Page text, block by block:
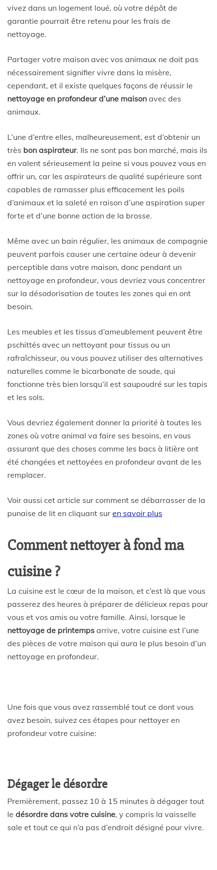
vivez dans un logement loué, où votre dépôt de
garantie pourrait être retenu pour les frais de
nettoyage.
Partager votre maison avec vos animaux ne doit pas
nécessairement signifier vivre dans la misère,
cependant, et il existe quelques façons de réussir le
nettoyage en profondeur d’une maison avec des
animaux.
L’une d’entre elles, malheureusement, est d’obtenir un
très bon aspirateur. Ils ne sont pas bon marché, mais ils
en valent sérieusement la peine si vous pouvez vous en
offrir un, car les aspirateurs de qualité supérieure sont
capables de ramasser plus efficacement les poils
d’animaux et la saleté en raison d’une aspiration super
forte et d’une bonne action de la brosse.
Même avec un bain régulier, les animaux de compagnie
peuvent parfois causer une certaine odeur à devenir
perceptible dans votre maison, donc pendant un
nettoyage en profondeur, vous devriez vous concentrer
sur la désodorisation de toutes les zones qui en ont
besoin.
Les meubles et les tissus d’ameublement peuvent être
pschittés avec un nettoyant pour tissus ou un
rafraîchisseur, ou vous pouvez utiliser des alternatives
naturelles comme le bicarbonate de soude, qui
fonctionne très bien lorsqu’il est saupoudré sur les tapis
et les sols.
Vous devriez également donner la priorité à toutes les
zones où votre animal va faire ses besoins, en vous
assurant que des choses comme les bacs à litière ont
été changées et nettoyées en profondeur avant de les
remplacer.
Voir aussi cet article sur comment se débarrasser de la
punaise de lit en cliquant sur en savoir plus
Comment nettoyer à fond ma
cuisine ?
La cuisine est le cœur de la maison, et c’est là que vous
passerez des heures à préparer de délicieux repas pour
vous et vos amis ou votre famille. Ainsi, lorsque le
nettoyage de printemps arrive, votre cuisine est l’une
des pièces de votre maison qui aura le plus besoin d’un
nettoyage en profondeur.
Une fois que vous avez rassemblé tout ce dont vous
avez besoin, suivez ces étapes pour nettoyer en
profondeur votre cuisine:
Dégager le désordre
Premièrement, passez 10 à 15 minutes à dégager tout
le désordre dans votre cuisine, y compris la vaisselle
sale et tout ce qui n’a pas d’endroit désigné pour vivre.